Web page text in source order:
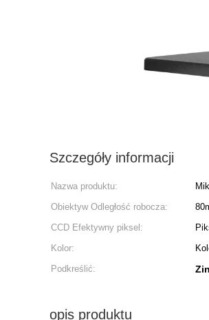
Szczegóły informacji
Nazwa produktu:
Obiektyw Odległość robocza:
CCD Efektywny piksel:
Kolor:
Podkreślić:
opis produktu